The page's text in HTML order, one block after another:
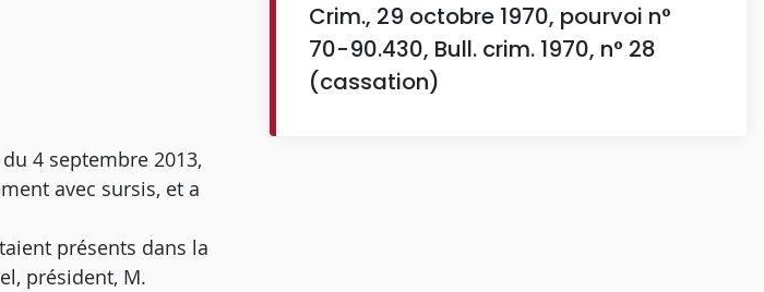
4 septembre 2013,
avec sursis, et a
présents dans la
président, M.
Crim., 29 octobre 1970, pourvoi n°
70-90.430, Bull. crim. 1970, n° 28
(cassation)